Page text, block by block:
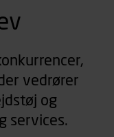
vedrører
og
services.